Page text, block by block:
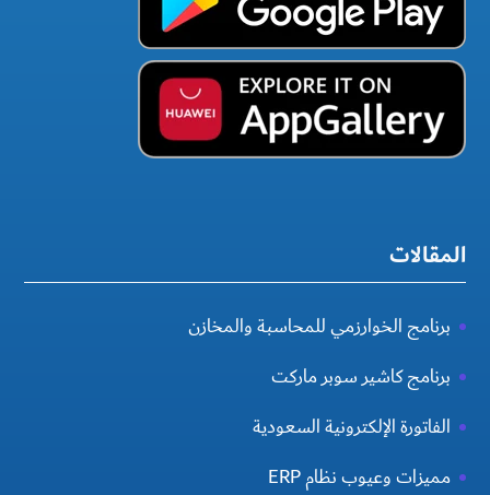
المقالات
برنامج الخوارزمي للمحاسبة والمخازن
برنامج كاشير سوبر ماركت
الفاتورة الإلكترونية السعودية
مميزات وعيوب نظام ERP